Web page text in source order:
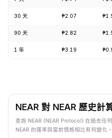
30 天 ₱2.07
90 天 ₱2.82
1 年 ₱3.19
NEAR 對 NEAR 歷史計
查詢 NEAR (NEAR Protocol) 在過去任
NEAR 的匯率與當前價格相比有何變化。